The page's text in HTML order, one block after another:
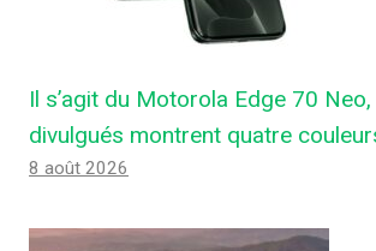
Il s’agit du Motorola Edge 70
divulgués montrent quatre
8 août 2026